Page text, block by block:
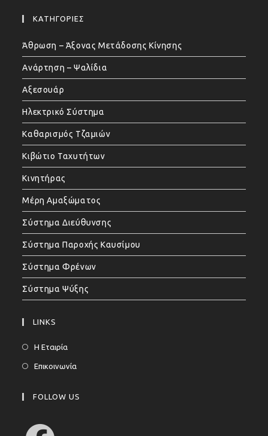
ΚΑΤΗΓΟΡΙΕΣ
Άθρωση – Άξονας Μετάδοσης Κίνησης
Ανάρτηση – Ψαλίδια
Αξεσουάρ
Ηλεκτρικό Σύστημα
Καθαρισμός Τζαμιών
Κιβώτιο Ταχυτήτων
Κινητήρας
Μέρη Αμαξώματος
Σύστημα Διεύθυνσης
Σύστημα Παροχής Καυσίμου
Σύστημα Φρένων
Σύστημα Ψύξης
LINKS
Η Εταιρία
Επικοινωνία
FOLLOW US